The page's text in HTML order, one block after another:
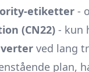
etiketter -
(CN22) - kun
ved lang
plan,